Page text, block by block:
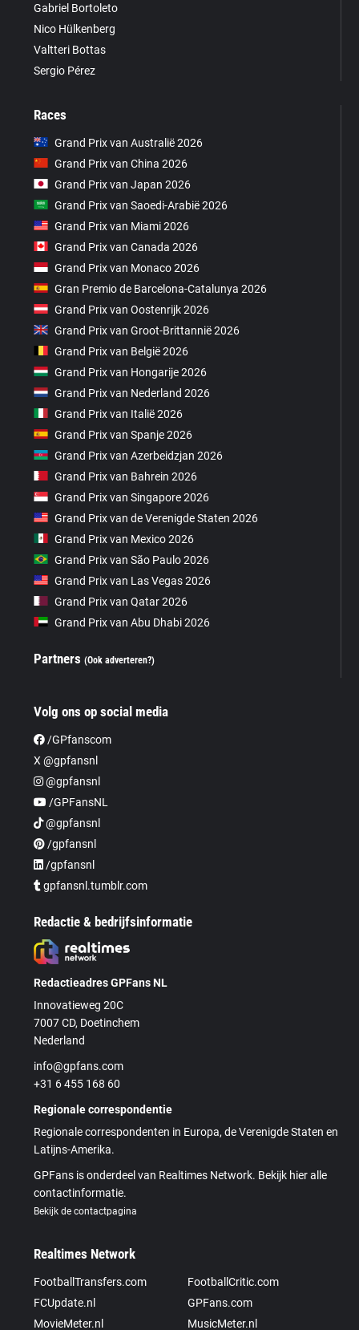
Gabriel Bortoleto
Nico Hülkenberg
Valtteri Bottas
Sergio Pérez
Races
Grand Prix van Australië 2026
Grand Prix van China 2026
Grand Prix van Japan 2026
Grand Prix van Saoedi-Arabië 2026
Grand Prix van Miami 2026
Grand Prix van Canada 2026
Grand Prix van Monaco 2026
Gran Premio de Barcelona-Catalunya 2026
Grand Prix van Oostenrijk 2026
Grand Prix van Groot-Brittannië 2026
Grand Prix van België 2026
Grand Prix van Hongarije 2026
Grand Prix van Nederland 2026
Grand Prix van Italië 2026
Grand Prix van Spanje 2026
Grand Prix van Azerbeidzjan 2026
Grand Prix van Bahrein 2026
Grand Prix van Singapore 2026
Grand Prix van de Verenigde Staten 2026
Grand Prix van Mexico 2026
Grand Prix van São Paulo 2026
Grand Prix van Las Vegas 2026
Grand Prix van Qatar 2026
Grand Prix van Abu Dhabi 2026
Partners(Ook adverteren?)
Volg ons op social media
/GPfanscom
X @gpfansnl
@gpfansnl
/GPFansNL
@gpfansnl
/gpfansnl
/gpfansnl
gpfansnl.tumblr.com
Redactie & bedrijfsinformatie
Redactieadres GPFans NL
Innovatieweg 20C
7007 CD, Doetinchem
Nederland
info@gpfans.com
+31 6 455 168 60
Regionale correspondentie
Regionale correspondenten in Europa, de Verenigde Staten en
Latijns-Amerika.
GPFans is onderdeel van Realtimes Network. Bekijk hier alle
contactinformatie.
Bekijk de contactpagina
Realtimes Network
FootballTransfers.com
FootballCritic.com
FCUpdate.nl
GPFans.com
MovieMeter.nl
MusicMeter.nl